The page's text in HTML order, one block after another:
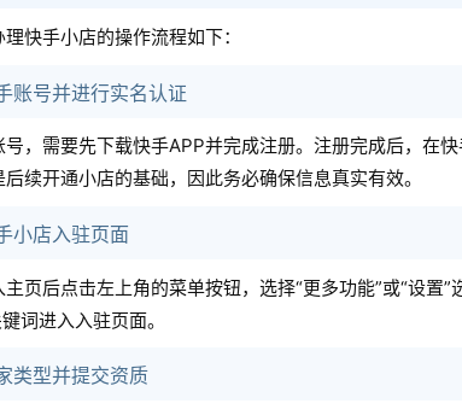
快手小店的操作流程如下：
账号并进行实名认证
，需要先下载快手APP并完成注册。注册完成后，在
续开通小店的基础，因此务必确保信息真实有效。
小店入驻页面
页后点击左上角的菜单按钮，选择“更多功能”或“设置
词进入入驻页面。
类型并提交资质